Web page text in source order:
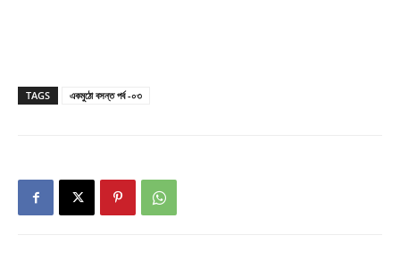
TAGS একমুঠো বসন্ত পর্ব -০৩